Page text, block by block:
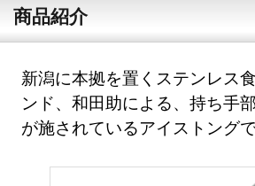
商品紹介
新潟に本拠を置くステンレス
ンド、和田助による、持ち手
が施されているアイストングで